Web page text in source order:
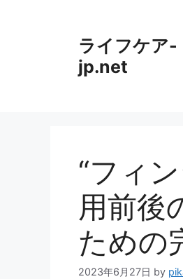
ライフケア-
jp.net
“フィ
用前後
ための
2023年6月27日 by